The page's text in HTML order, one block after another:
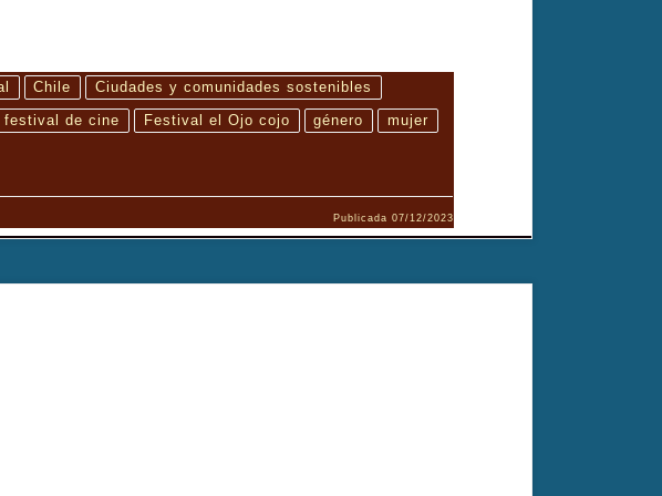
Chile Ciudades y comunidades sostenibles
festival de cine Festival el Ojo cojo género mujer
Publicada 07/12/2023